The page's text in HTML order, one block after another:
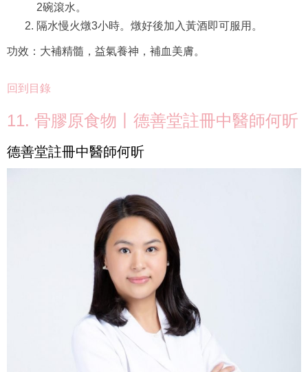
2碗滾水。
隔水慢火燉3小時。燉好後加入黃酒即可服用。
功效：大補精髓，益氣養神，補血美膚。
回到目錄
11. 骨膠原食物丨德善堂註冊中醫師何昕
德善堂註冊中醫師何昕